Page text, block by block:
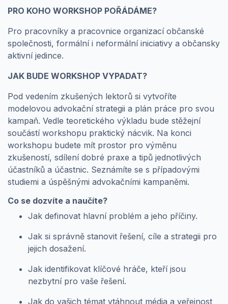
PRO KOHO WORKSHOP POŘÁDÁME?
Pro pracovníky a pracovnice organizací občanské
společnosti, formální i neformální iniciativy a občansky
aktivní jedince.
JAK BUDE WORKSHOP VYPADAT?
Pod vedením zkušených lektorů si vytvoříte
modelovou advokační strategii a plán práce pro svou
kampaň. Vedle teoretického výkladu bude stěžejní
součástí workshopu praktický nácvik. Na konci
workshopu budete mít prostor pro výměnu
zkušeností, sdílení dobré praxe a tipů jednotlivých
účastníků a účastnic. Seznámíte se s případovými
studiemi a úspěšnými advokačními kampaněmi.
Co se dozvíte a naučíte?
Jak definovat hlavní problém a jeho příčiny.
Jak si správně stanovit řešení, cíle a strategii pro
jejich dosažení.
Jak identifikovat klíčové hráče, kteří jsou
nezbytní pro vaše řešení.
Jak do vašich témat vtáhnout média a veřejnost